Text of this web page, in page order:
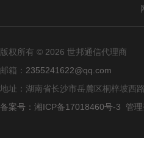
版权所有 © 2026 世邦通信代理商
邮箱： 2355241622@qq.com
地址：湖南省长沙市岳麓区桐梓坡西
备案号：湘ICP备17018460号-3
管